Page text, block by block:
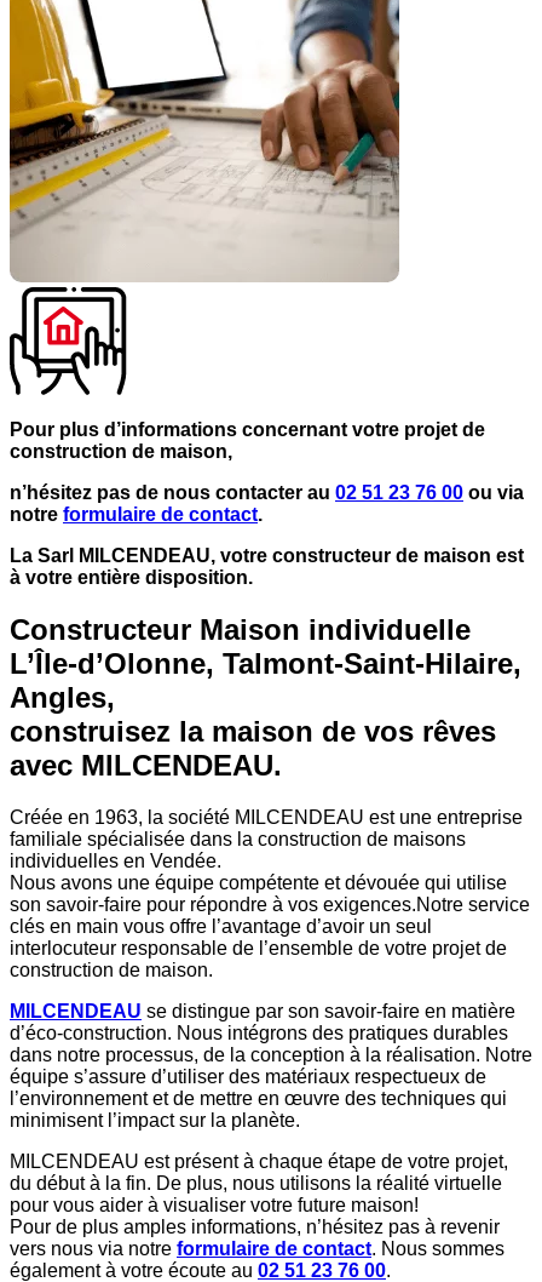
Pour plus d’informations concernant votre projet de
construction de maison,
n’hésitez pas de nous contacter au 02 51 23 76 00 ou via
notre formulaire de contact.
La Sarl MILCENDEAU, votre constructeur de maison est
à votre entière disposition.
Constructeur Maison individuelle
L’Île-d’Olonne, Talmont-Saint-Hilaire,
Angles,
construisez la maison de vos rêves
avec MILCENDEAU.
Créée en 1963, la société MILCENDEAU est une entreprise
familiale spécialisée dans la construction de maisons
individuelles en Vendée.
Nous avons une équipe compétente et dévouée qui utilise
son savoir-faire pour répondre à vos exigences.Notre service
clés en main vous offre l’avantage d’avoir un seul
interlocuteur responsable de l’ensemble de votre projet de
construction de maison.
MILCENDEAU se distingue par son savoir-faire en matière
d’éco-construction. Nous intégrons des pratiques durables
dans notre processus, de la conception à la réalisation. Notre
équipe s’assure d’utiliser des matériaux respectueux de
l’environnement et de mettre en œuvre des techniques qui
minimisent l’impact sur la planète.
MILCENDEAU est présent à chaque étape de votre projet,
du début à la fin. De plus, nous utilisons la réalité virtuelle
pour vous aider à visualiser votre future maison!
Pour de plus amples informations, n’hésitez pas à revenir
vers nous via notre formulaire de contact. Nous sommes
également à votre écoute au 02 51 23 76 00.